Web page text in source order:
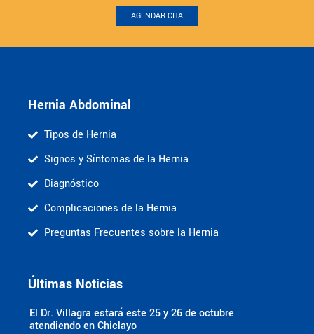
AGENDAR CITA
Hernia Abdominal
Tipos de Hernia
Signos y Síntomas de la Hernia
Diagnóstico
Complicaciones de la Hernia
Preguntas Frecuentes sobre la Hernia
Últimas Noticias
El Dr. Villagra estará este 25 y 26 de octubre
atendiendo en Chiclayo